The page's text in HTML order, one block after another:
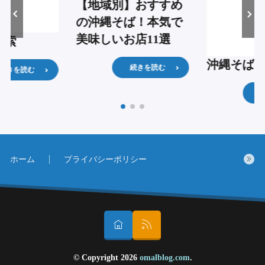
索
きを読む
【地域別】おすすめ
の沖縄そば！本気で
美味しいお店11選
続きを読む 沖縄そば
ホーム プライバシーポリシー
© Copyright 2026 omalblog.com.